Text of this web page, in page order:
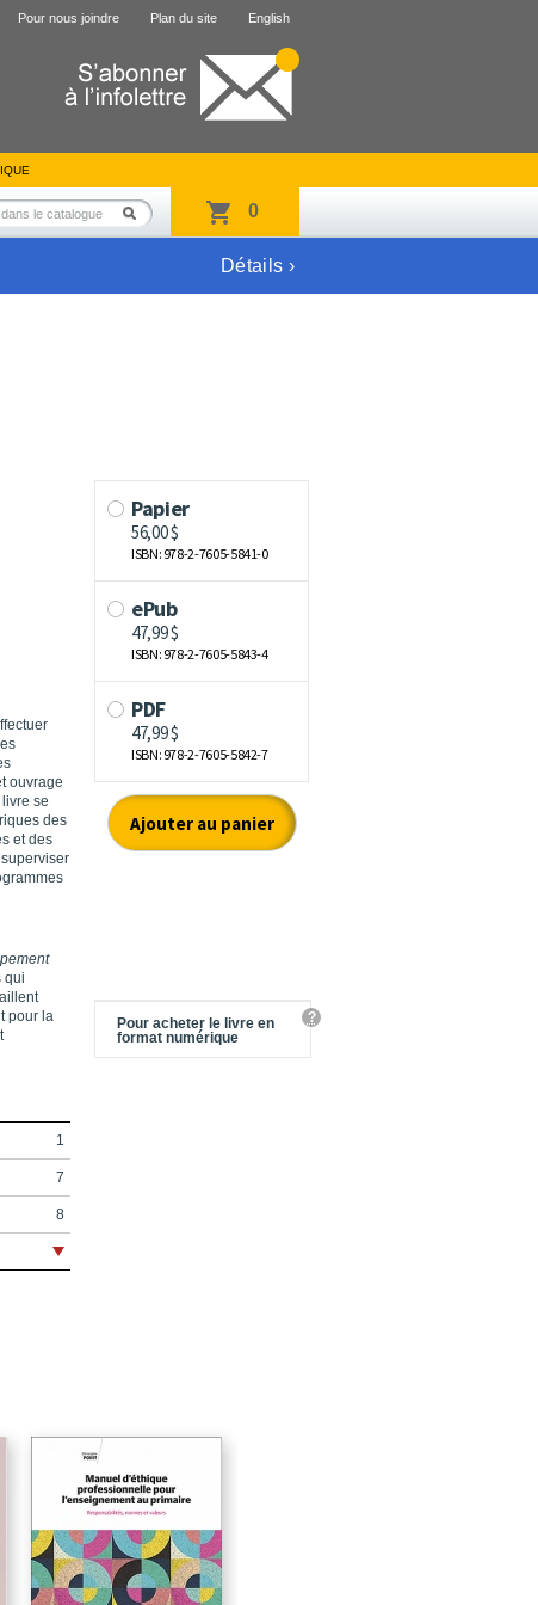
Pour nous joindre Plan du site English
0
Détails ›
ouvrage
se
des
et des
qui
pour la
1
7
8
9
31
41
61
Pour acheter le livre en
format numérique
?